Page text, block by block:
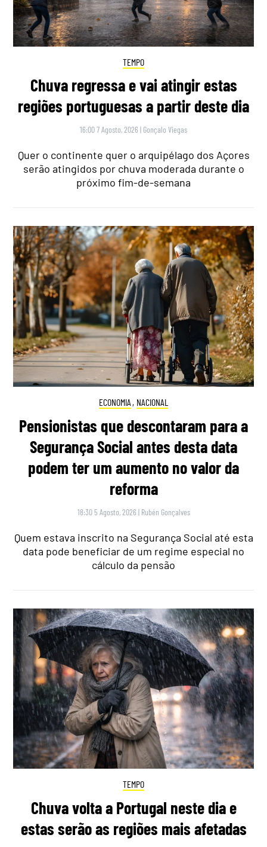
TEMPO
Chuva regressa e vai atingir estas
regiões portuguesas a partir deste dia
16:00 7 Agosto, 2026 | Gonçalo Viegas
Quer o continente quer o arquipélago dos Açores
serão atingidos por chuva moderada durante o
próximo fim-de-semana
ECONOMIA , NACIONAL
Pensionistas que descontaram para a
Segurança Social antes desta data
podem ter um aumento no valor da
reforma
18:30 5 Agosto, 2026 | Rubén Gonçalves
Quem estava inscrito na Segurança Social até esta
data pode beneficiar de um regime especial no
cálculo da pensão
TEMPO
Chuva volta a Portugal neste dia e
estas serão as regiões mais afetadas